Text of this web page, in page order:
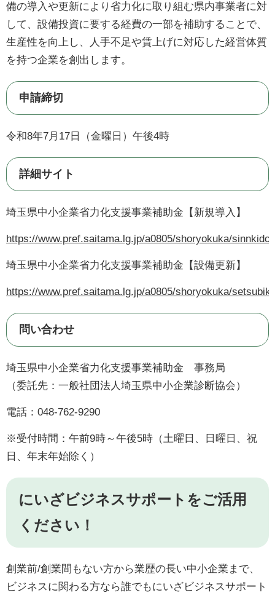
備の導入や更新により省力化に取り組む県内事業者に対
して、設備投資に要する経費の一部を補助することで、
生産性を向上し、人手不足や賃上げに対応した経営体質
を持つ企業を創出します。
申請締切
令和8年7月17日（金曜日）午後4時
詳細サイト
埼玉県中小企業省力化支援事業補助金【新規導入】
https://www.pref.saitama.lg.jp/a0805/shoryokuka/
埼玉県中小企業省力化支援事業補助金【設備更新】
https://www.pref.saitama.lg.jp/a0805/shoryokuka/
問い合わせ
埼玉県中小企業省力化支援事業補助金 事務局
（委託先：一般社団法人埼玉県中小企業診断協会）
電話：048-762-9290
※受付時間：午前9時～午後5時（土曜日、日曜日、祝
日、年末年始除く）
にいざビジネスサポートをご活用
ください！
創業前/創業間もない方から業歴の長い中小企業まで、
ビジネスに関わる方なら誰でもにいざビジネスサポート